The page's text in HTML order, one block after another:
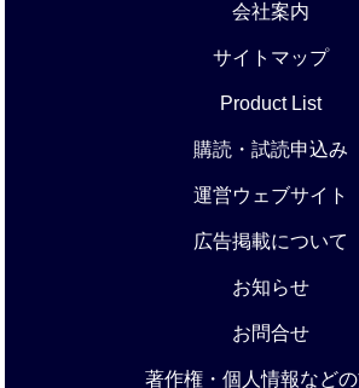
会社案内
サイトマップ
Product List
購読・試読申込み
運営ウェブサイト
広告掲載について
お知らせ
お問合せ
著作権・個人情報など